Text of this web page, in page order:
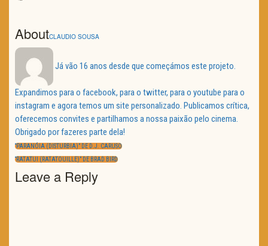
AboutCLAUDIO SOUSA
Já vão 16 anos desde que começámos este projeto.
Expandimos para o facebook, para o twitter, para o youtube para o
instagram e agora temos um site personalizado. Publicamos crítica,
oferecemos convites e partilhamos a nossa paixão pelo cinema.
Obrigado por fazeres parte dela!
Navegação
de
artigos
PREVIOUS
“PARANÓIA (DISTURBIA)” DE D.J. CARUSO
NEXT
“RATATUI (RATATOUILLE)” DE BRAD BIRD
Leave a Reply